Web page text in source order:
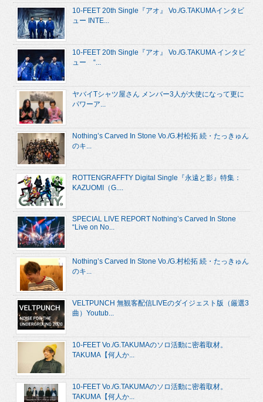
10-FEET 20th Single『アオ』 Vo./G.TAKUMAインタビ
ュー INTE...
10-FEET 20th Single『アオ』 Vo./G.TAKUMA インタビ
ュー “...
ヤバイTシャツ屋さん メンバー3人が大使になって更に
パワーア...
Nothing’s Carved In Stone Vo./G.村松拓 続・たっきゅん
のキ...
ROTTENGRAFFTY Digital Single『永遠と影』特集：
KAZUOMI（G....
SPECIAL LIVE REPORT Nothing’s Carved In Stone
“Live on No...
Nothing’s Carved In Stone Vo./G.村松拓 続・たっきゅん
のキ...
VELTPUNCH 無観客配信LIVEのダイジェスト版（厳選3
曲）Youtub...
10-FEET Vo./G.TAKUMAのソロ活動に密着取材。
TAKUMA【何人か...
10-FEET Vo./G.TAKUMAのソロ活動に密着取材。
TAKUMA【何人か...